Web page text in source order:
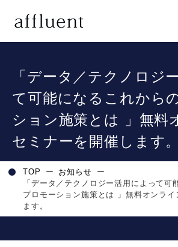
「データ／テクノロジ
て可能になるこれから
ション施策とは 」無料
セミナーを開催します。
TOP ー お知らせ
ー
「データ／テクノロジー活用によって可
プロモーション施策とは 」無料オンライ
ます。